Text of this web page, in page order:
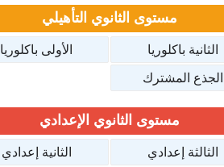
مستوى الثانوي التأهيلي
الثانية باكلوريا
الأولى باكلوريا
الجذع المشترك
مستوى الثانوي الإعدادي
الثالثة إعدادي
الثانية إعدادي